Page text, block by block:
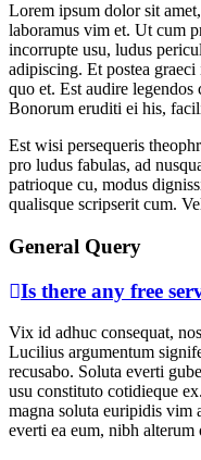
Lorem ipsum dolor sit
laboramus vim et. Ut cum
incorrupte usu, ludus
adipiscing. Et postea
quo et. Est audire
Bonorum eruditi ei his,
Est wisi persequeris
pro ludus fabulas, ad
patrioque cu, modus
qualisque scripserit cum.
General Query
Is there any free
Vix id adhuc consequat,
Lucilius argumentum
recusabo. Soluta everti
usu constituto cotidieque
magna soluta euripidis vim
everti ea eum, nibh